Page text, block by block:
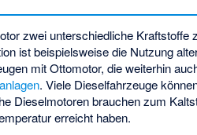
zwei unterschiedliche Kraftstoffe
ist beispielsweise die Nutzung
mit Ottomotor, die weiterhin
. Viele Dieselfahrzeuge
Dieselmotoren brauchen zum
erreicht haben.